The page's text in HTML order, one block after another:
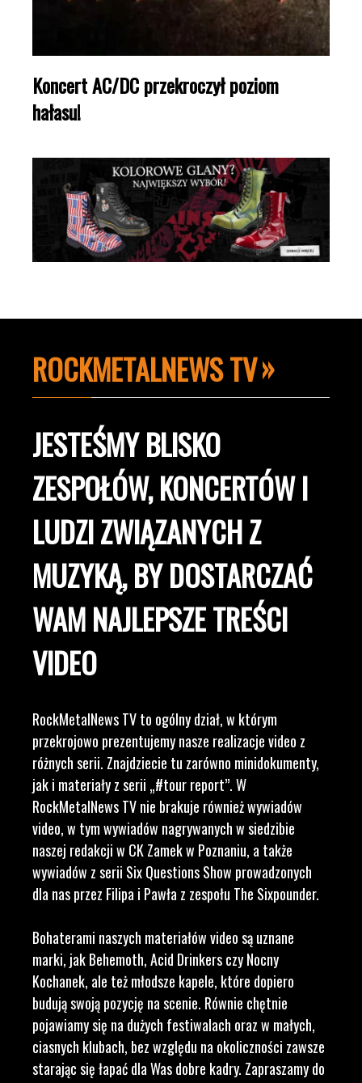
Koncert AC/DC przekroczył poziom
hałasu!
ROCKMETALNEWS TV
JESTEŚMY BLISKO
ZESPOŁÓW, KONCERTÓW I
LUDZI ZWIĄZANYCH Z
MUZYKĄ, BY DOSTARCZAĆ
WAM NAJLEPSZE TREŚCI
VIDEO
RockMetalNews TV to ogólny dział, w którym
przekrojowo prezentujemy nasze realizacje video z
różnych serii. Znajdziecie tu zarówno minidokumenty,
jak i materiały z serii „#tour report”. W
RockMetalNews TV nie brakuje również wywiadów
video, w tym wywiadów nagrywanych w siedzibie
naszej redakcji w CK Zamek w Poznaniu, a także
wywiadów z serii Six Questions Show prowadzonych
dla nas przez Filipa i Pawła z zespołu The Sixpounder.
Bohaterami naszych materiałów video są uznane
marki, jak Behemoth, Acid Drinkers czy Nocny
Kochanek, ale też młodsze kapele, które dopiero
budują swoją pozycję na scenie. Równie chętnie
pojawiamy się na dużych festiwalach oraz w małych,
ciasnych klubach, bez względu na okoliczności zawsze
starając się łapać dla Was dobre kadry. Zapraszamy do